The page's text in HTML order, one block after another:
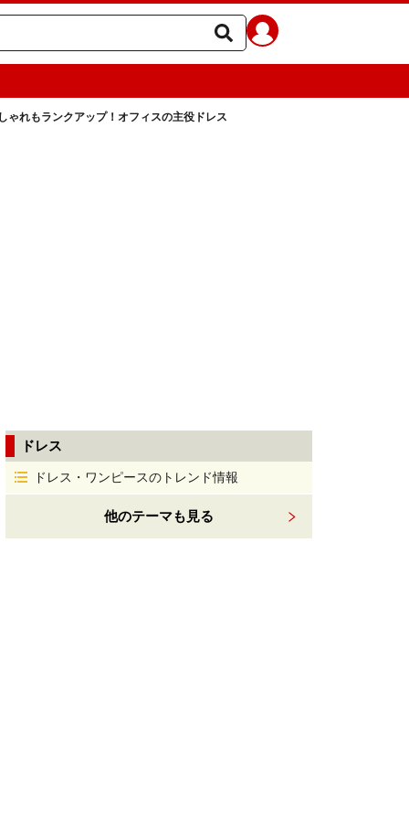
ゃれもランクアップ！オフィスの主役ドレス
ドレス
ドレス・ワンピースのトレンド情報
他のテーマも見る